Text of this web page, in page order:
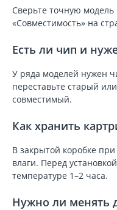
Сверьте точную
«Совместимость» на
Есть ли чип и
У ряда моделей нужен
переставьте старый
совместимый.
Как хранить
В закрытой коробке
влаги. Перед
температуре 1–2 часа.
Нужно ли менять